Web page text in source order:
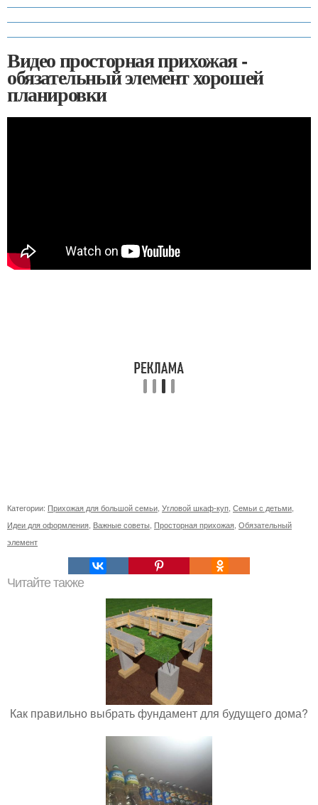
Видео просторная прихожая -
обязательный элемент хорошей
планировки
Категории: Прихожая для большой семьи Угловой шкаф-куп Семьи с детьми
Идеи для оформления Важные советы Просторная прихожая Обязательный
элемент
Читайте также
Как правильно выбрать фундамент для будущего дома?